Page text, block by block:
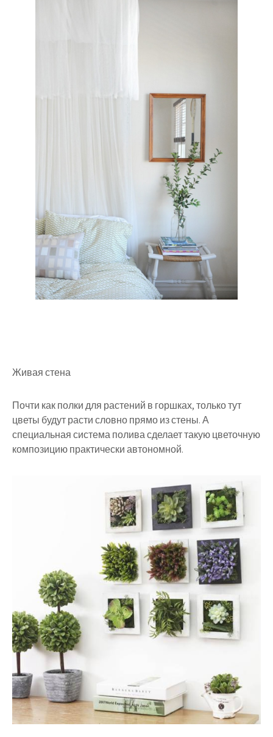
Живая стена
Почти как полки для растений в горшках, только тут
цветы будут расти словно прямо из стены. А
специальная система полива сделает такую цветочную
композицию практически автономной.